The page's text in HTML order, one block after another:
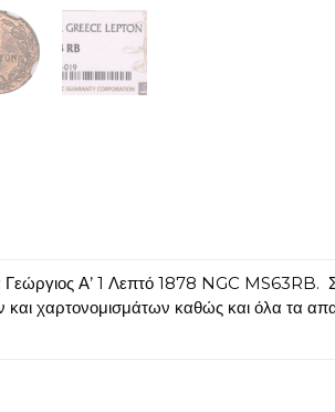
Α’ 1 Λεπτό 1878 NGC MS63RB.
χαρτονομισμάτων καθώς και όλα τα